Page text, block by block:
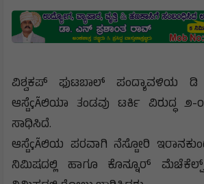
ವಿಶ್ವಕಪ್ ಫುಟಬಾಲ್ ಪಂದ್ಯಾವಳಿಯ ಡಿ
ಆಸ್ಟೆçÃಲಿಯಾ ತಂಡವು ಟರ್ಕಿ ವಿರುದ್ಧ
ಸಾಧಿಸಿದೆ.
ಆಸ್ಟೆçÃಲಿಯ ಪರವಾಗಿ ನೆಸ್ಟೋರಿ
ನಿಮಿಷದಲ್ಲಿ ಹಾಗೂ ಕೊನ್ನೂರ್